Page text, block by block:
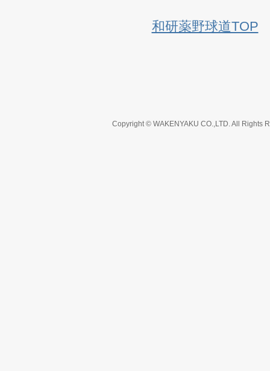
和研薬野球道TOP
Copyright © WAKENYAKU CO.,LTD. All Rights